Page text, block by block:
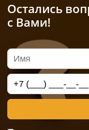
Остались
с Вами!